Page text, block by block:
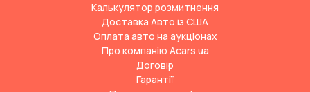
Калькулятор розмитнення
Доставка Авто із США
Оплата авто на аукціонах
Про компанію Acars.ua
Договір
Гарантії